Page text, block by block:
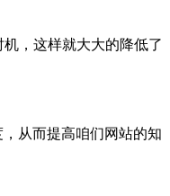
，这样就大大的降低了
从而提高咱们网站的知